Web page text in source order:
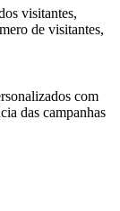
visitantes,
de visitantes,
com
das campanhas